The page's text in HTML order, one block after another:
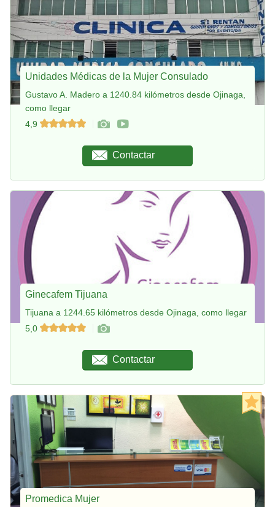
Unidades Médicas de la Mujer Consulado
Gustavo A. Madero a 1240.84 kilómetros desde Ojinaga,
como llegar
4,9
Contactar
Ginecafem Tijuana
Tijuana a 1244.65 kilómetros desde Ojinaga, como llegar
5,0
Contactar
Promedica Mujer